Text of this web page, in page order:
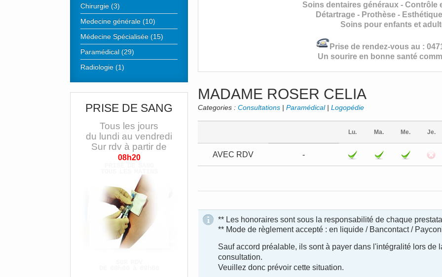
Soins dentaires généraux - Contrôle
Détartrage - Prothèse -
Soins pour enfants et
Prise de rendez-vous au :
Un sourire en bonne santé
MADAME ROSER CELIA
Categories :Consultations |Paramédical|Logopédie
Lu. Ma. Me. Je.
AVEC RDV -
** Les honoraires sont sous la responsabilité de chaque
** Mode de règlement accepté : en liquide / Bancontact /
Sauf accord préalable, ils sont à payer dans l'intégralité lors de
consultation.
Veuillez donc prévoir cette situation.
Chirurgie (3)
Medecine générale (10)
Médecine Spécialisée (15)
Paramédical (29)
Radiologie (1)
PRISE DE SANG
Tous les jours
du lundi au vendredi
Sur rdv à partir de
08h20